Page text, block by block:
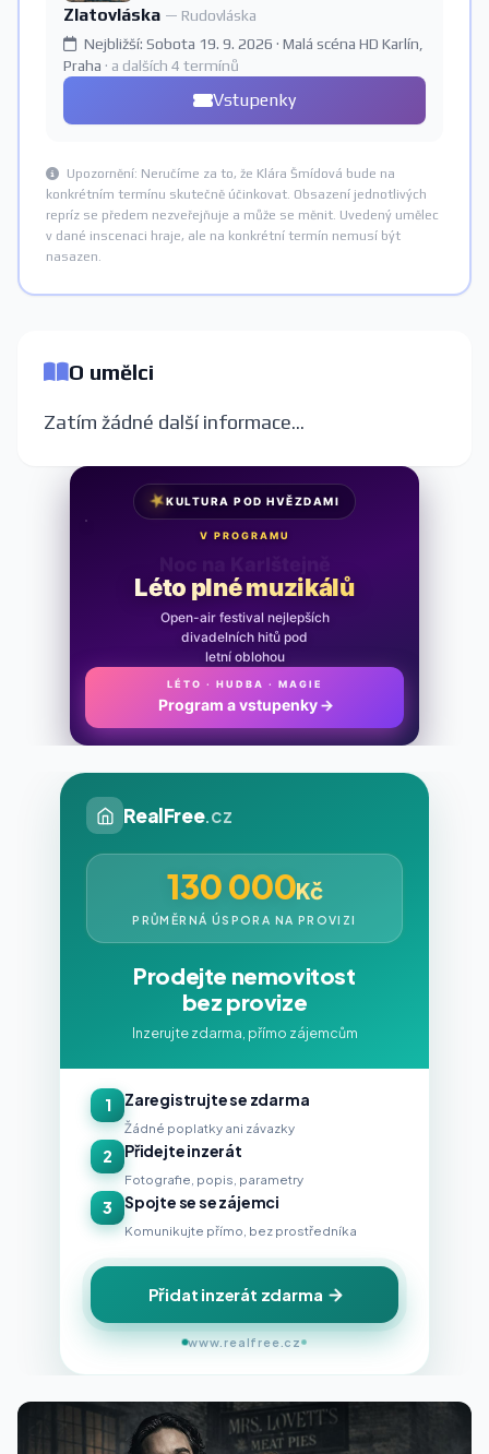
Zlatovláska — Rudovláska
Nejbližší: Sobota 19. 9. 2026 · Malá scéna HD Karlín,
Praha · a dalších 4 termínů
Vstupenky
Upozornění: Neručíme za to, že Klára Šmídová bude na
konkrétním termínu skutečně účinkovat. Obsazení jednotlivých
repríz se předem nezveřejňuje a může se měnit. Uvedený umělec
v dané inscenaci hraje, ale na konkrétní termín nemusí být
nasazen.
O umělci
Zatím žádné další informace...
★KULTURA POD HVĚZDAMI
V PROGRAMU
Léto plné muzikálů
Open-air festival nejlepších
divadelních hitů pod
letní oblohou
LÉTO · HUDBA · MAGIE
Program a vstupenky →
RealFree.cz
130 000Kč
PRŮMĚRNÁ ÚSPORA NA PROVIZI
Prodejte nemovitost
bez provize
Inzerujte zdarma, přímo zájemcům
1 Zaregistrujte se zdarma
Žádné poplatky ani závazky
2 Přidejte inzerát
Fotografie, popis, parametry
3 Spojte se se zájemci
Komunikujte přímo, bez prostředníka
Přidat inzerát zdarma
www.realfree.cz